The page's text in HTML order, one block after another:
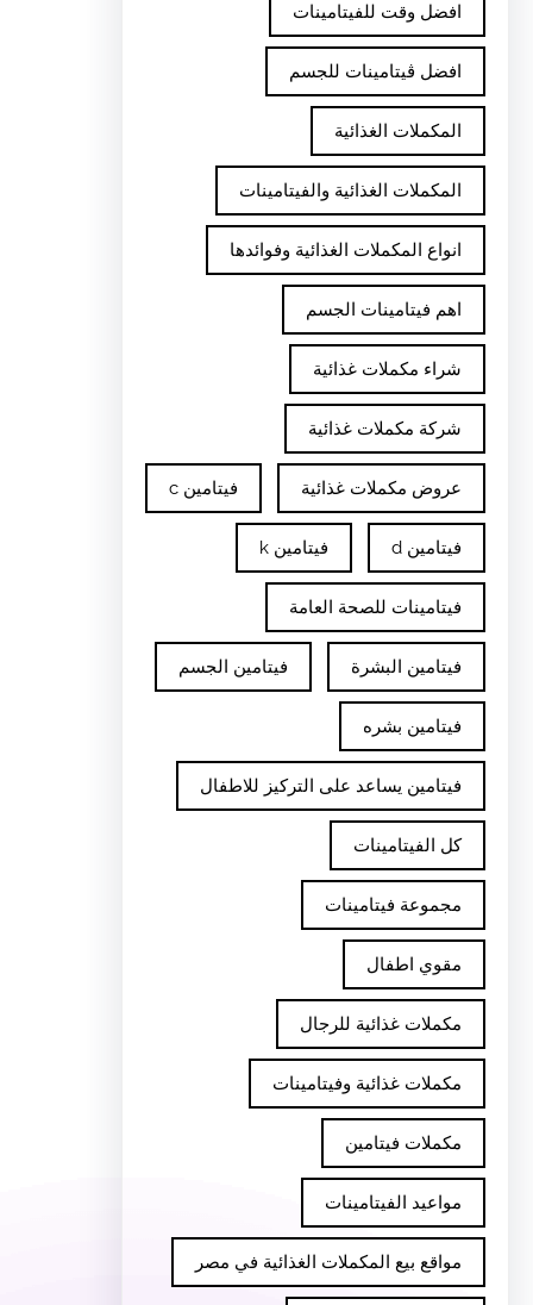
افضل وقت للفيتامينات
افضل ڤيتامينات للجسم
المكملات الغذائية
المكملات الغذائية والفيتامينات
انواع المكملات الغذائية وفوائدها
اهم فيتامينات الجسم
شراء مكملات غذائية
شركة مكملات غذائية
عروض مكملات غذائية فيتامين c
فيتامين d فيتامين k
فيتامينات للصحة العامة
فيتامين البشرة فيتامين الجسم
فيتامين بشره
فيتامين يساعد على التركيز للاطفال
كل الفيتامينات
مجموعة فيتامينات
مقوي اطفال
مكملات غذائية للرجال
مكملات غذائية وفيتامينات
مكملات فيتامين
مواعيد الفيتامينات
مواقع بيع المكملات الغذائية في مصر